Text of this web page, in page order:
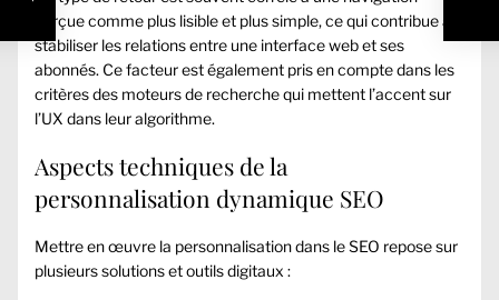
perçue comme plus lisible et plus simple, ce qui contribue à
stabiliser les relations entre une interface web et ses
abonnés. Ce facteur est également pris en compte dans les
critères des moteurs de recherche qui mettent l’accent sur
l’UX dans leur algorithme.
Aspects techniques de la
personnalisation dynamique SEO
Mettre en œuvre la personnalisation dans le SEO repose sur
plusieurs solutions et outils digitaux :